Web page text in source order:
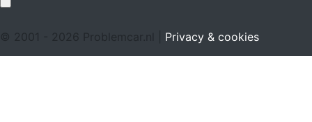
© 2001 - 2026 Problemcar.nl | Privacy & cookies